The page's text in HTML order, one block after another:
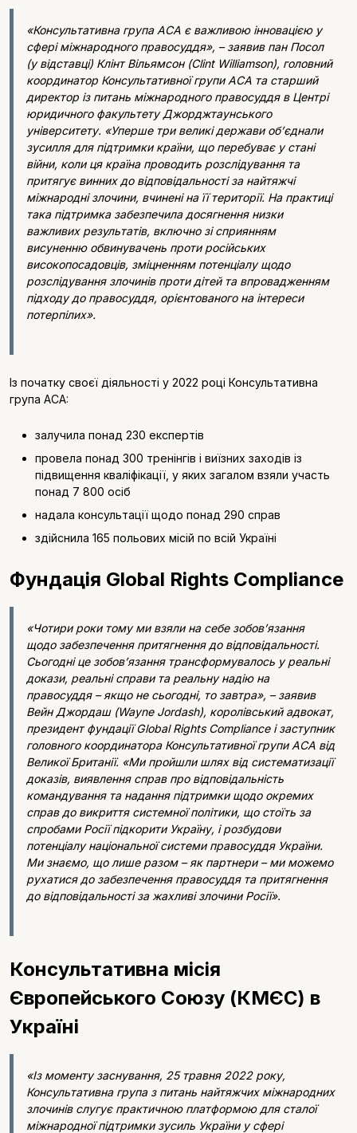
«Консультативна група ACA є важливою інновацією у
сфері міжнародного правосуддя», – заявив пан Посол
(у відставці) Клінт Вільямсон (Clint Williamson), головний
координатор Консультативної групи ACA та старший
директор із питань міжнародного правосуддя в Центрі
юридичного факультету Джорджтаунського
університету. «Уперше три великі держави об’єднали
зусилля для підтримки країни, що перебуває у стані
війни, коли ця країна проводить розслідування та
притягує винних до відповідальності за найтяжчі
міжнародні злочини, вчинені на її території. На практиці
така підтримка забезпечила досягнення низки
важливих результатів, включно зі сприянням
висуненню обвинувачень проти російських
високопосадовців, зміцненням потенціалу щодо
розслідування злочинів проти дітей та впровадженням
підходу до правосуддя, орієнтованого на інтереси
потерпілих».
Із початку своєї діяльності у 2022 році Консультативна
група ACA:
залучила понад 230 експертів
провела понад 300 тренінгів і виїзних заходів із
підвищення кваліфікації, у яких загалом взяли участь
понад 7 800 осіб
надала консультації щодо понад 290 справ
здійснила 165 польових місій по всій Україні
Фундація Global Rights Compliance
«Чотири роки тому ми взяли на себе зобов’язання
щодо забезпечення притягнення до відповідальності.
Сьогодні це зобов’язання трансформувалось у реальні
докази, реальні справи та реальну надію на
правосуддя – якщо не сьогодні, то завтра», – заявив
Вейн Джордаш (Wayne Jordash), королівський адвокат,
президент фундації Global Rights Compliance і заступник
головного координатора Консультативної групи ACA від
Великої Британії. «Ми пройшли шлях від систематизації
доказів, виявлення справ про відповідальність
командування та надання підтримки щодо окремих
справ до викриття системної політики, що стоїть за
спробами Росії підкорити Україну, і розбудови
потенціалу національної системи правосуддя України.
Ми знаємо, що лише разом – як партнери – ми можемо
рухатися до забезпечення правосуддя та притягнення
до відповідальності за жахливі злочини Росії».
Консультативна місія
Європейського Союзу (КМЄС) в
Україні
«Із моменту заснування, 25 травня 2022 року,
Консультативна група з питань найтяжчих міжнародних
злочинів слугує практичною платформою для сталої
міжнародної підтримки зусиль України у сфері